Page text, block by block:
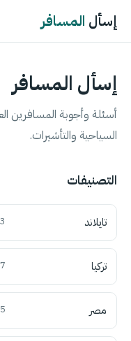
إسأل المسافر
إسأل المسافر
أسئلة وأجوبة المسافرين
السياحية والتأشيرات.
التصنيفات
تايلاند
تركيا
مصر